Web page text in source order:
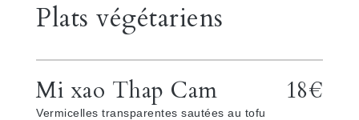
Plats végétariens
Mi xao Thap Cam 18€
Vermicelles transparentes sautées au tofu